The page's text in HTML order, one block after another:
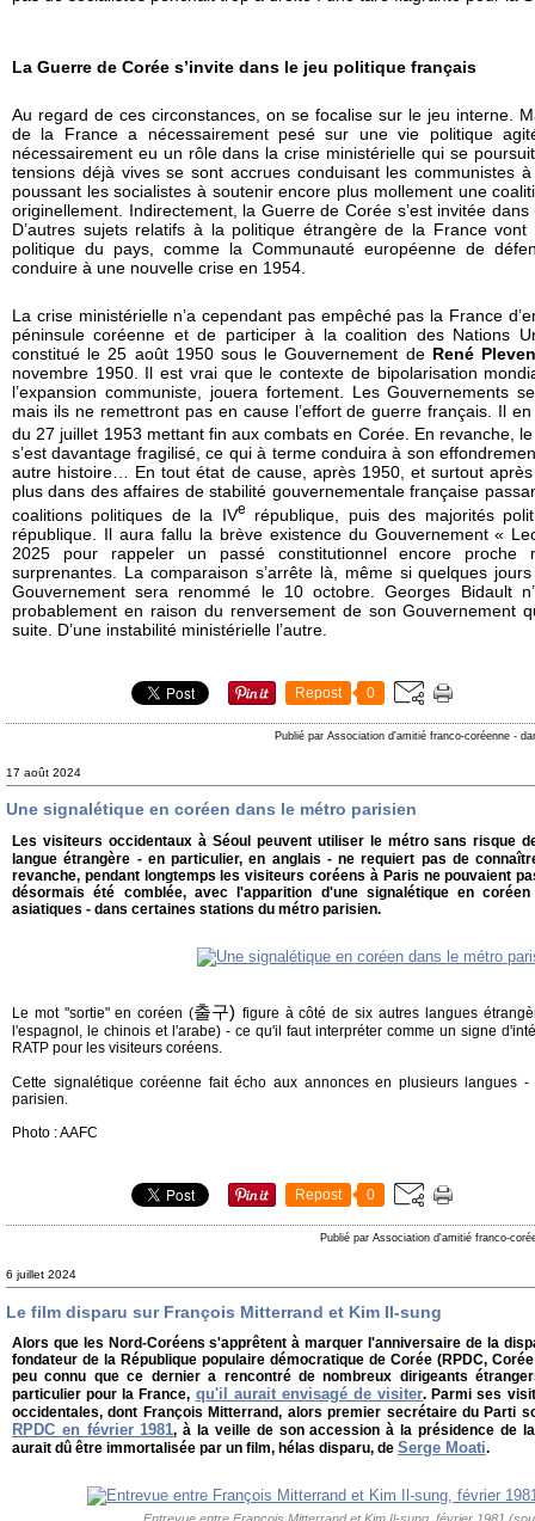
La Guerre de Corée s’invite dans le jeu politique français
Au regard de ces circonstances, on se focalise sur le jeu interne.
de la France a nécessairement pesé sur une vie politique
nécessairement eu un rôle dans la crise ministérielle qui se
tensions déjà vives se sont accrues conduisant les communistes
poussant les socialistes à soutenir encore plus mollement une
originellement. Indirectement, la Guerre de Corée s’est invitée
D’autres sujets relatifs à la politique étrangère de la France vont
politique du pays, comme la Communauté européenne de
conduire à une nouvelle crise en 1954.
La crise ministérielle n’a cependant pas empêché pas la France
péninsule coréenne et de participer à la coalition des Nations
constitué le 25 août 1950 sous le Gouvernement de René
novembre 1950. Il est vrai que le contexte de bipolarisation
l’expansion communiste, jouera fortement. Les Gouvernements
mais ils ne remettront pas en cause l’effort de guerre français. Il en
du 27 juillet 1953 mettant fin aux combats en Corée. En revanche,
s’est davantage fragilisé, ce qui à terme conduira à son
autre histoire… En tout état de cause, après 1950, et surtout après
plus dans des affaires de stabilité gouvernementale française
coalitions politiques de la IVe
république, puis des majorités
république. Il aura fallu la brève existence du Gouvernement «
2025 pour rappeler un passé constitutionnel encore proche
surprenantes. La comparaison s’arrête là, même si quelques
Gouvernement sera renommé le 10 octobre. Georges Bidault
probablement en raison du renversement de son Gouvernement
suite. D’une instabilité ministérielle l’autre.
Repost 0
Publié par Association d'amitié franco-coréenne -
17 août 2024
Une signalétique en coréen dans le métro parisien
Les visiteurs occidentaux à Séoul peuvent utiliser le métro sans risque
langue étrangère - en particulier, en anglais - ne requiert pas de
revanche, pendant longtemps les visiteurs coréens à Paris ne pouvaient
désormais été comblée, avec l'apparition d'une signalétique en
asiatiques - dans certaines stations du métro parisien.
Le mot "sortie" en coréen (출구) figure à côté de six autres langues
l'espagnol, le chinois et l'arabe) - ce qu'il faut interpréter comme un signe
RATP pour les visiteurs coréens.
Cette signalétique coréenne fait écho aux annonces en plusieurs langues -
parisien.
Photo : AAFC
Repost 0
Publié par Association d'amitié franco-
6 juillet 2024
Le film disparu sur François Mitterrand et Kim Il-sung
Alors que les Nord-Coréens s'apprêtent à marquer l'anniversaire de la
fondateur de la République populaire démocratique de Corée (RPDC,
peu connu que ce dernier a rencontré de nombreux dirigeants
particulier pour la France, qu'il aurait envisagé de visiter. Parmi ses
occidentales, dont François Mitterrand, alors premier secrétaire du Parti
RPDC en février 1981, à la veille de son accession à la présidence de
aurait dû être immortalisée par un film, hélas disparu, de Serge Moati.